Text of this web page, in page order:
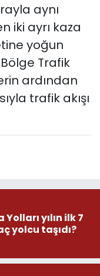
aynı
iki ayrı kaza
yoğun
Trafik
ardından
trafik akışı
yılın ilk 7
yolcu taşıdı?